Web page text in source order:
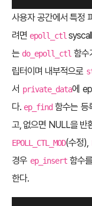
사용자 공간에서 특정
려면 epoll_ctlsyscall
는 do_epoll_ctl 함수
립터이며 내부적으로
서 private_data에
다. ep_find함수는 등
고, 없으면 NULL을 반
EPOLL_CTL_MOD(수정),
경우 ep_insert함수
한다.